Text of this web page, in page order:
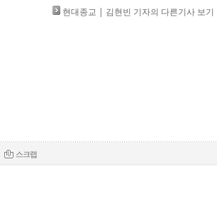
현대종교 | 김현빈 기자의 다른기사 보기
스크랩